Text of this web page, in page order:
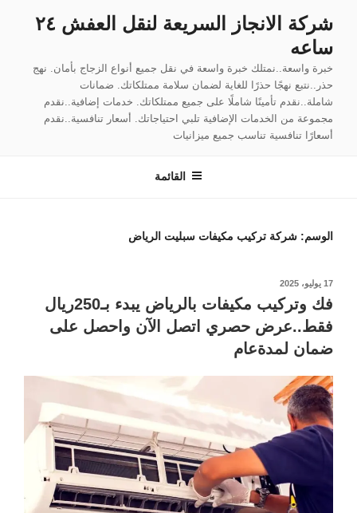
المحتوى
شركة الانجاز السريعة لنقل العفش ٢٤
ساعه
خبرة واسعة..نمتلك خبرة واسعة في نقل جميع أنواع الزجاج بأمان. نهج
حذر..نتبع نهجًا حذرًا للغاية لضمان سلامة ممتلكاتك. ضمانات
شاملة..نقدم تأمينًا شاملًا على جميع ممتلكاتك. خدمات إضافية..نقدم
مجموعة من الخدمات الإضافية تلبي احتياجاتك. أسعار تنافسية..نقدم
أسعارًا تنافسية تناسب جميع ميزانيات
القائمة
الوسم: شركة تركيب مكيفات سبليت الرياض
نُشر
في
17 يوليو، 2025
فك وتركيب مكيفات بالرياض يبدء بـ250ريال
فقط..عرض حصري اتصل الآن واحصل على
ضمان لمدةعام